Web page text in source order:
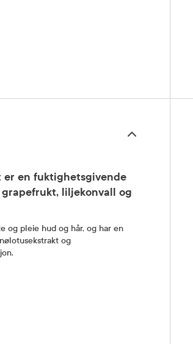
er en fuktighetsgivende
liljekonvall og
og pleie hud og hår, og har en
og